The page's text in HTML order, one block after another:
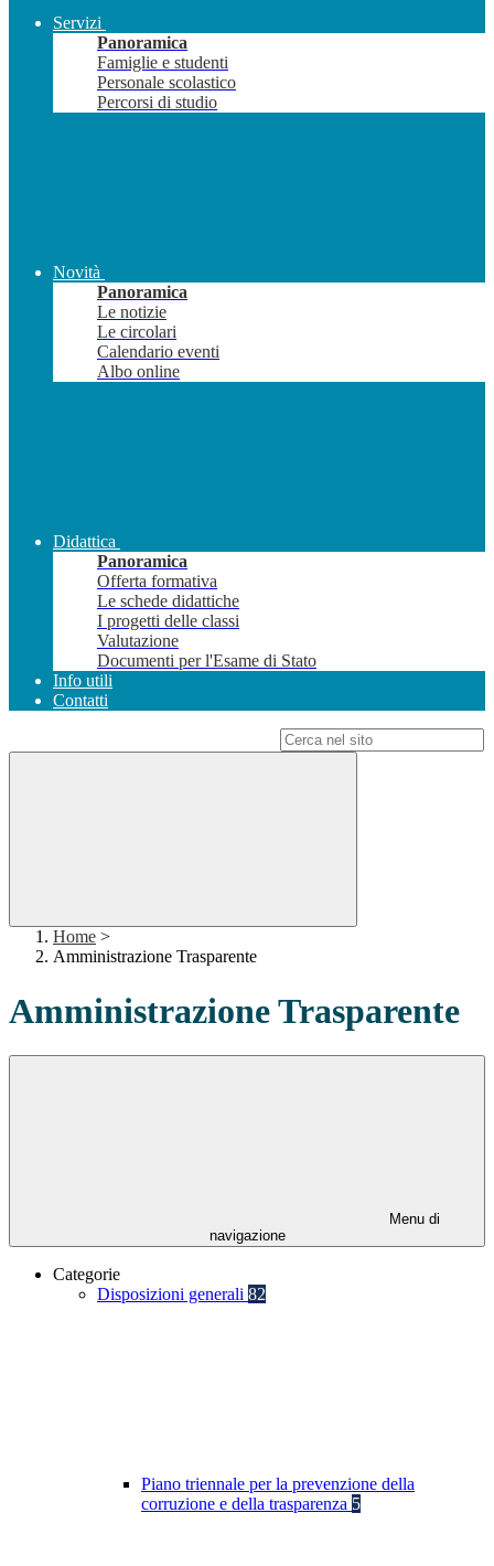
Servizi
Panoramica
Famiglie e studenti
Personale scolastico
Percorsi di studio
Novità
Panoramica
Le notizie
Le circolari
Calendario eventi
Albo online
Didattica
Panoramica
Offerta formativa
Le schede didattiche
I progetti delle classi
Valutazione
Documenti per l'Esame di Stato
Info utili
Contatti
Home >
Amministrazione Trasparente
Amministrazione Trasparente
Menu di
navigazione
Categorie
Disposizioni generali 82
Piano triennale per la prevenzione della
corruzione e della trasparenza 5